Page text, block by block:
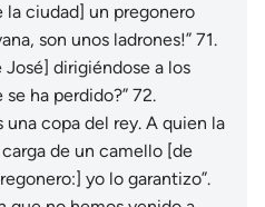
la ciudad] un pregonero
son unos ladrones!” 71.
José] dirigiéndose a los
se ha perdido?” 72.
una copa del rey. A quien la
de un camello [de
yo lo garantizo”.